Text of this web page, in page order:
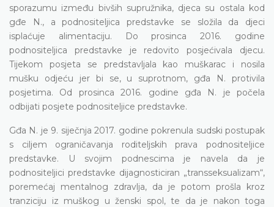
sporazumu između bivših supružnika, djeca su ostala kod
gđe N., a podnositeljica predstavke se složila da djeci
isplaćuje alimentaciju. Do prosinca 2016. godine
podnositeljica predstavke je redovito posjećivala djecu.
Tijekom posjeta se predstavljala kao muškarac i nosila
mušku odjeću jer bi se, u suprotnom, gđa N. protivila
posjetima. Od prosinca 2016. godine gđa N. je počela
odbijati posjete podnositeljice predstavke.
Gđa N. je 9. siječnja 2017. godine pokrenula sudski postupak
s ciljem ograničavanja roditeljskih prava podnositeljice
predstavke. U svojim podnescima je navela da je
podnositeljici predstavke dijagnosticiran „transseksualizam“,
poremećaj mentalnog zdravlja, da je potom prošla kroz
tranziciju iz muškog u ženski spol, te da je nakon toga